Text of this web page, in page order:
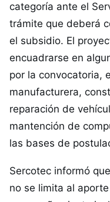
categoría ante el
trámite que deberá
el subsidio. El
encuadrarse en
por la convocatoria,
manufacturera,
reparación de
mantención de
las bases de
Sercotec informó
no se limita al